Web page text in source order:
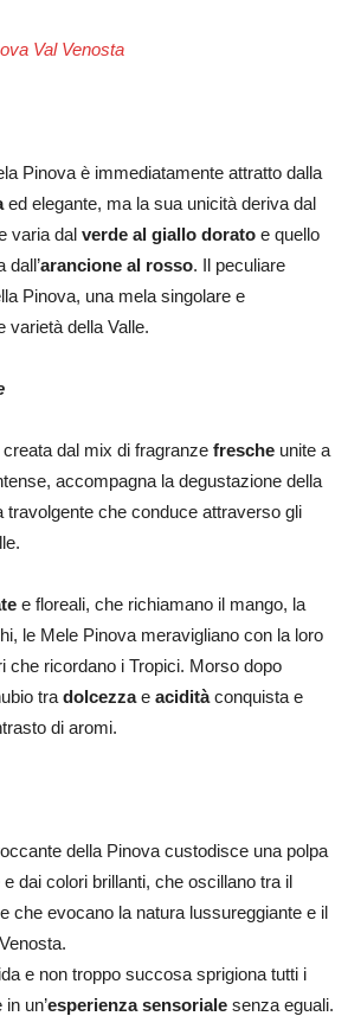
Val Venosta
Pinova è immediatamente attratto dalla
ed elegante, ma la sua unicità deriva dal
varia dal verde al giallo dorato e quello
dall’arancione al rosso. Il peculiare
Pinova, una mela singolare e
varietà della Valle.
dal mix di fragranze fresche unite a
accompagna la degustazione della
travolgente che conduce attraverso gli
e floreali, che richiamano il mango, la
le Mele Pinova meravigliano con la loro
che ricordano i Tropici. Morso dopo
tra dolcezzae aciditàconquista e
di aromi.
della Pinova custodisce una polpa
dai colori brillanti, che oscillano tra il
che evocano la natura lussureggiante e il
e non troppo succosa sprigiona tutti i
un’esperienza sensoriale senza eguali.